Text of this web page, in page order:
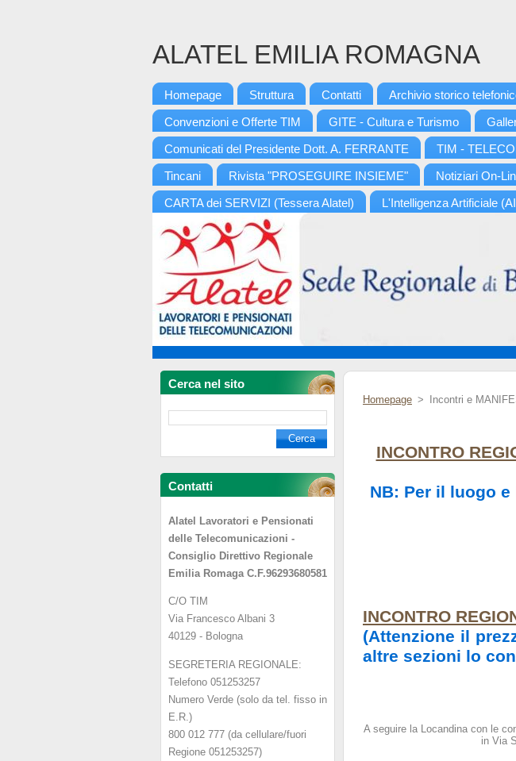
ALATEL EMILIA ROMAGNA
Homepage Struttura Contatti Archivio storico
Convenzioni e Offerte TIM GITE - Cultura e Turismo
Comunicati del Presidente Dott. A. FERRANTE TIM -
Tincani Rivista "PROSEGUIRE INSIEME" Notiziari On-
CARTA dei SERVIZI (Tessera Alatel) L'Intelligenza Artificiale
Cerca nel sito
Contatti
Alatel Lavoratori e Pensionati
delle Telecomunicazioni -
Consiglio Direttivo Regionale
Emilia Romaga C.F.96293680581
C/O TIM
Via Francesco Albani 3
40129 - Bologna
SEGRETERIA REGIONALE:
Telefono 051253257
Numero Verde (solo da tel. fisso in
E.R.)
800 012 777 (da cellulare/fuori
Regione 051253257)
Homepage > Incontri e
INCONTRO
NB: Per il luogo
INCONTRO
(Attenzione il
altre sezioni lo
A seguire la Locandina con le
in Via